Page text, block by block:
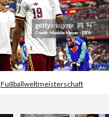
Fußballweltmeisterschaft